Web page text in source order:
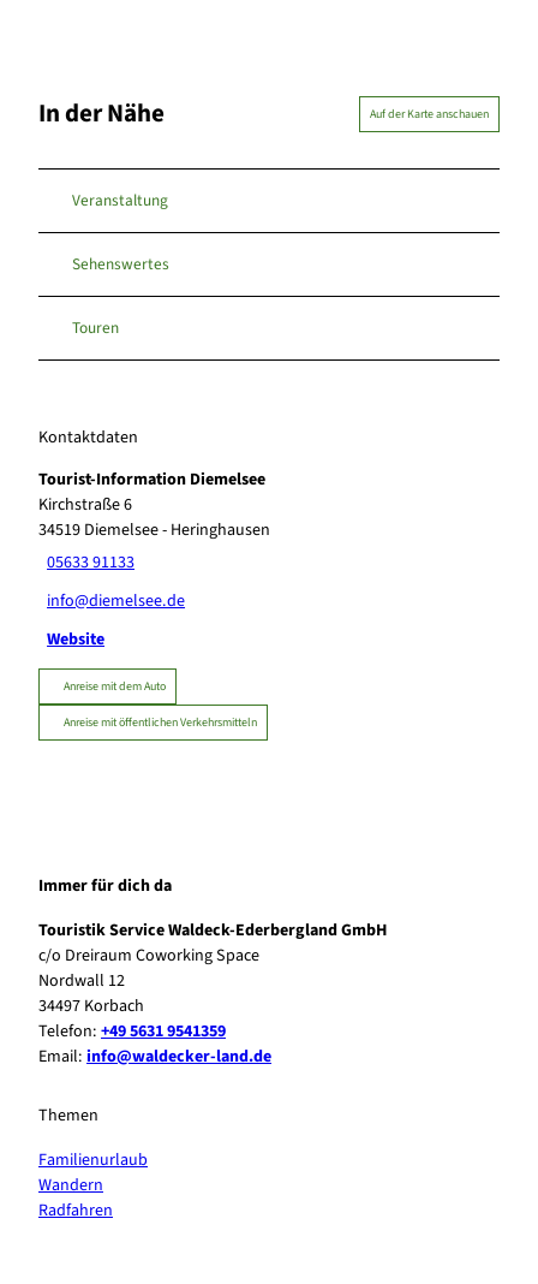
In der Nähe Auf der Karte anschauen
Veranstaltung
Sehenswertes
Touren
Kontaktdaten
Tourist-Information Diemelsee
Kirchstraße 6
34519 Diemelsee- Heringhausen
05633 91133
info@diemelsee.de
Website
Anreise mit dem Auto
Anreise mit öffentlichen Verkehrsmitteln
Immer für dich da
Touristik Service Waldeck-Ederbergland GmbH
c/o Dreiraum Coworking Space
Nordwall 12
34497 Korbach
Telefon: +49 5631 9541359
Email: info@waldecker-land.de
Themen
Familienurlaub
Wandern
Radfahren